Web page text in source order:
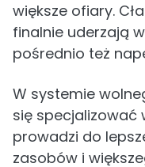
większe ofiary.
finalnie uderzają
pośrednio też
W systemie
się specjalizować
prowadzi do
zasobów i